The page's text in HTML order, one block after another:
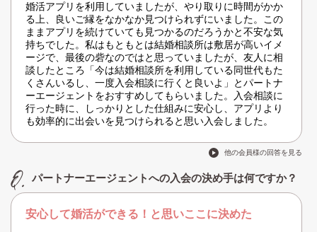
婚活アプリを利用していましたが、やり取りに時間がかか
る上、良いご縁をなかなか見つけられずにいました。この
ままアプリを続けていても見つかるのだろうかと不安な気
持ちでした。私はもともとは結婚相談所は敷居が高いイメ
ージで、最後の砦なのではと思っていましたが、友人に相
談したところ「今は結婚相談所を利用している同世代もた
くさんいるし、一度入会相談に行くと良いよ」とパートナ
ーエージェントをおすすめしてもらいました。入会相談に
行った時に、しっかりとした仕組みに安心し、アプリより
も効率的に出会いを見つけられると思い入会しました。
他の会員様の回答を見る
パートナーエージェントへの入会の決め手は何ですか？
安心して婚活ができる！と思いここに決めた